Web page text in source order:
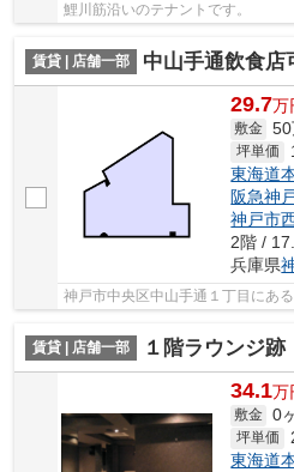
鯉川筋沿いのテナントです。
賃貸 | 店舗一部 中山手通飲食店
29.7万
敷金 50
坪単価
東海道
阪急神
神戸市
2階 /
兵庫県
神戸市中央区中山手通１丁目にあ
賃貸 | 店舗一部 １階ラウンジ跡
34.1万
敷金 0
坪単価
東海道